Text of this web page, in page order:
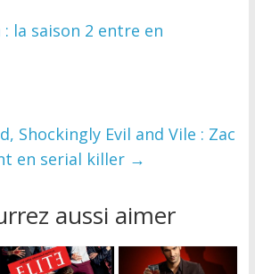
: la saison 2 entre en
Shockingly Evil and Vile : Zac
en serial killer →
aussi aimer